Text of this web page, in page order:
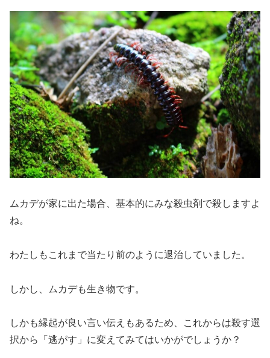
ムカデが家に出た場合、基本的にみな殺虫剤で殺しますよ
ね。
わたしもこれまで当たり前のように退治していました。
しかし、ムカデも生き物です。
しかも縁起が良い言い伝えもあるため、
これからは殺す選
択から「逃がす」に変えてみてはいかがでしょうか ？